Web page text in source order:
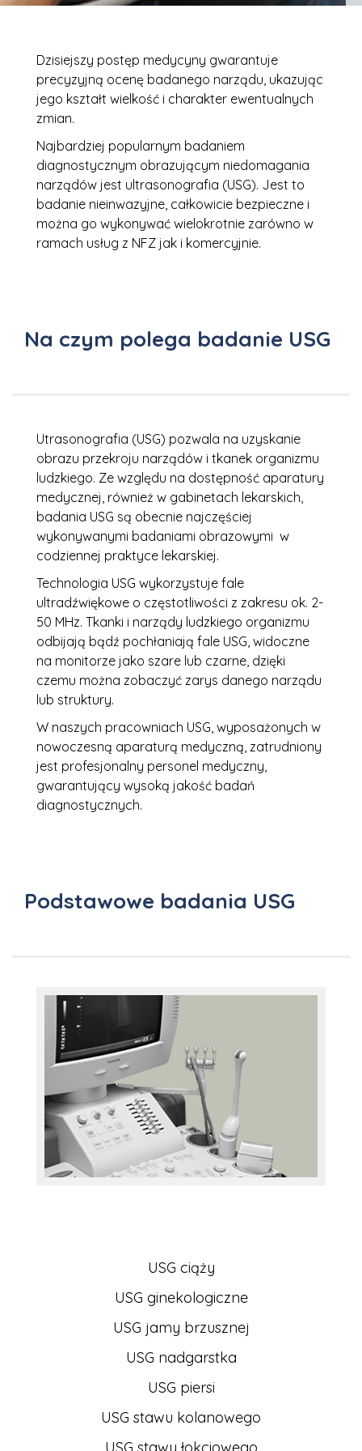
Dzisiejszy postęp medycyny gwarantuje
precyzyjną ocenę badanego narządu, ukazując
jego kształt wielkość i charakter ewentualnych
zmian.
Najbardziej popularnym badaniem
diagnostycznym obrazującym niedomagania
narządów jest ultrasonografia (USG). Jest to
badanie nieinwazyjne, całkowicie bezpieczne i
można go wykonywać wielokrotnie zarówno w
ramach usług z NFZ jak i komercyjnie.
Na czym polega badanie USG
Utrasonografia (USG) pozwala na uzyskanie
obrazu przekroju narządów i tkanek organizmu
ludzkiego. Ze względu na dostępność aparatury
medycznej, również w gabinetach lekarskich,
badania USG są obecnie najczęściej
wykonywanymi badaniami obrazowymi w
codziennej praktyce lekarskiej.
Technologia USG wykorzystuje fale
ultradźwiękowe o częstotliwości z zakresu ok. 2-
50 MHz. Tkanki i narządy ludzkiego organizmu
odbijają bądź pochłaniają fale USG, widoczne
na monitorze jako szare lub czarne, dzięki
czemu można zobaczyć zarys danego narządu
lub struktury.
W naszych pracowniach USG, wyposażonych w
nowoczesną aparaturą medyczną, zatrudniony
jest profesjonalny personel medyczny,
gwarantujący wysoką jakość badań
diagnostycznych.
Podstawowe badania USG
USG ciąży
USG ginekologiczne
USG jamy brzusznej
USG nadgarstka
USG piersi
USG stawu kolanowego